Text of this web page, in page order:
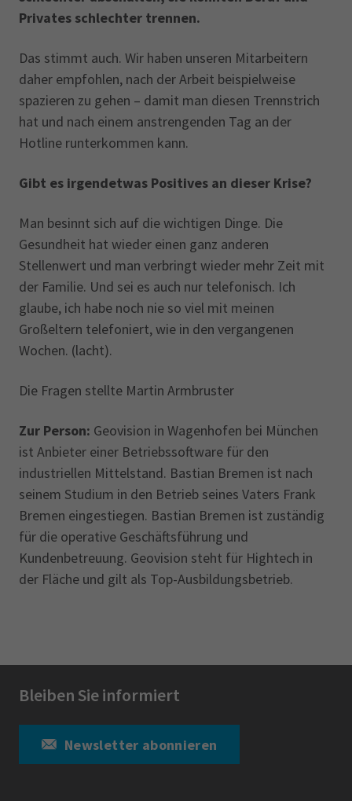
Privates schlechter trennen.
Das stimmt auch. Wir haben unseren Mitarbeitern
daher empfohlen, nach der Arbeit beispielweise
spazieren zu gehen – damit man diesen Trennstrich
hat und nach einem anstrengenden Tag an der
Hotline runterkommen kann.
Gibt es irgendetwas Positives an dieser Krise?
Man besinnt sich auf die wichtigen Dinge. Die
Gesundheit hat wieder einen ganz anderen
Stellenwert und man verbringt wieder mehr Zeit mit
der Familie. Und sei es auch nur telefonisch. Ich
glaube, ich habe noch nie so viel mit meinen
Großeltern telefoniert, wie in den vergangenen
Wochen. (lacht).
Die Fragen stellte Martin Armbruster
Zur Person: Geovision in Wagenhofen bei München
ist Anbieter einer Betriebssoftware für den
industriellen Mittelstand. Bastian Bremen ist nach
seinem Studium in den Betrieb seines Vaters Frank
Bremen eingestiegen. Bastian Bremen ist zuständig
für die operative Geschäftsführung und
Kundenbetreuung. Geovision steht für Hightech in
der Fläche und gilt als Top-Ausbildungsbetrieb.
Bleiben Sie informiert
Newsletter abonnieren